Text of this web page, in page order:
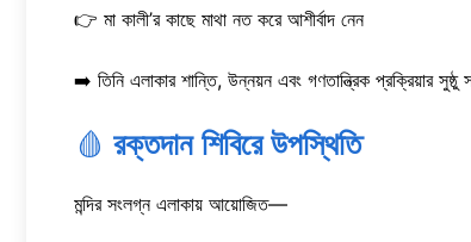
👉 মা কালী’র কাছে মাথা নত করে আশীর্বাদ নেন
➡️ তিনি এলাকার শান্তি, উন্নয়ন এবং গণতান্ত্রিক প্রক্রিয়ার সুষ্ঠু
🩸 রক্তদান শিবিরে উপস্থিতি
মন্দির সংলগ্ন এলাকায় আয়োজিত—